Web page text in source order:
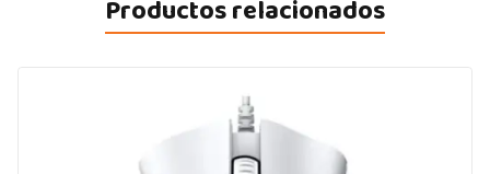
Productos relacionados